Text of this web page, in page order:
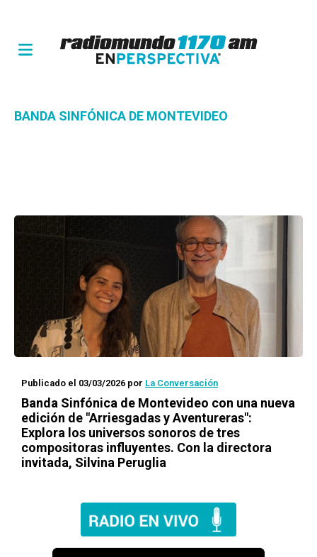
BANDA SINFÓNICA DE MONTEVIDEO
Publicado el 03/03/2026 por La Conversación
Banda Sinfónica de Montevideo con una nueva
edición de "Arriesgadas y Aventureras":
Explora los universos sonoros de tres
compositoras influyentes. Con la directora
invitada, Silvina Peruglia